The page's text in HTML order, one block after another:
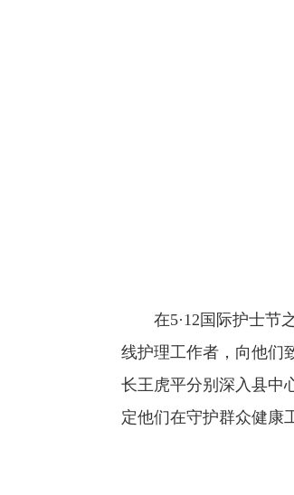
在5·12国际护士节
线护理工作者，向他们
长王虎平分别深入县中
定他们在守护群众健康